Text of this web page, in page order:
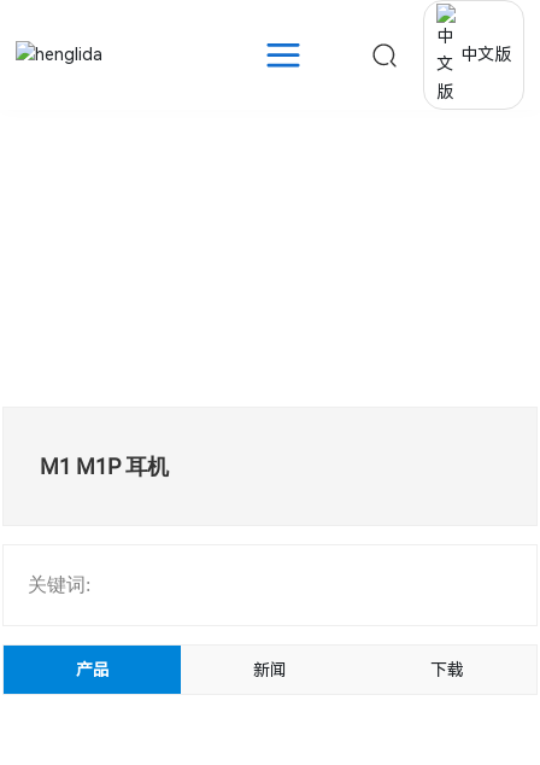
中文版
M1 M1P 耳机
关键词:
产品 新闻 下载